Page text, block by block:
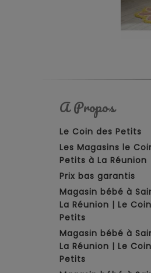
A Propos
Le Coin des Petits
Les Magasins le
Petits à La Réunion
Prix bas garantis
Magasin bébé à
La Réunion | Le
Petits
Magasin bébé à
La Réunion | Le
Petits